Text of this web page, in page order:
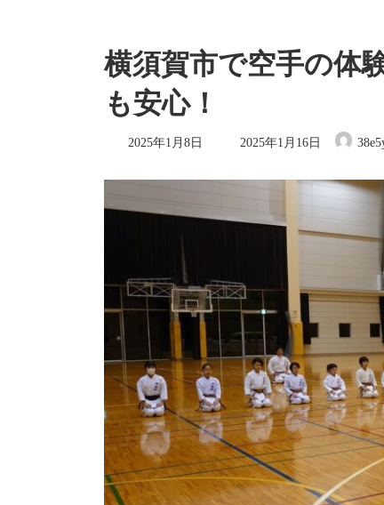
横須賀市で空手の体
も安心！
2025年1月8日
最
新
2025年1月16日